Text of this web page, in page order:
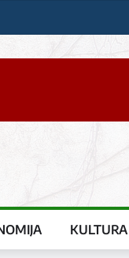
KULTURA